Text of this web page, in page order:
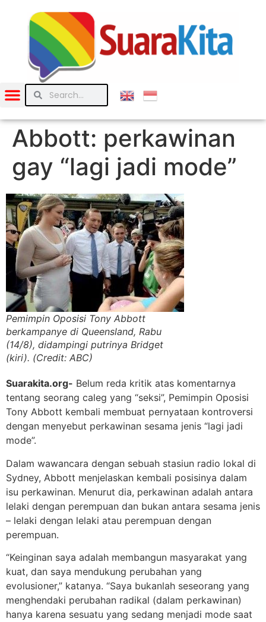
Abbott: perkawinan
gay “lagi jadi mode”
Pemimpin Oposisi Tony Abbott
berkampanye di Queensland, Rabu
(14/8), didampingi putrinya Bridget
(kiri). (Credit: ABC)
Suarakita.org- Belum reda kritik atas komentarnya
tentang seorang caleg yang “seksi”, Pemimpin Oposisi
Tony Abbott kembali membuat pernyataan kontroversi
dengan menyebut perkawinan sesama jenis “lagi jadi
mode”.
Dalam wawancara dengan sebuah stasiun radio lokal di
Sydney, Abbott menjelaskan kembali posisinya dalam
isu perkawinan. Menurut dia, perkawinan adalah antara
lelaki dengan perempuan dan bukan antara sesama jenis
– lelaki dengan lelaki atau perempuan dengan
perempuan.
“Keinginan saya adalah membangun masyarakat yang
kuat, dan saya mendukung perubahan yang
evolusioner,” katanya. “Saya bukanlah seseorang yang
menghendaki perubahan radikal (dalam perkawinan)
hanya karena sesuatu yang sedang menjadi mode saat